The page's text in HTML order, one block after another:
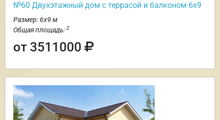
№60 Двухэтажный дом с террасой и балконом 6х9
Размер: 6х9 м
Общая площадь: 2
от 3511000